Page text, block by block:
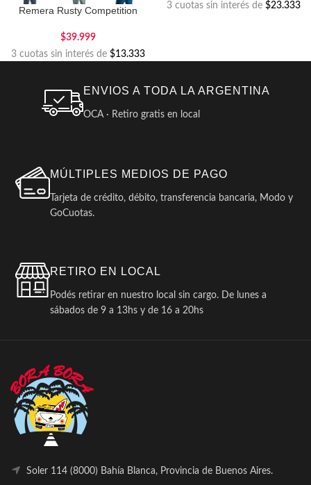
Remera Rusty Competition
$39.999
3 cuotas sin interés de $13.333
3 cuotas sin interés de $23.333
ENVIOS A TODA LA ARGENTINA
OCA · Retiro gratis en local
MÚLTIPLES MEDIOS DE PAGO
Tarjeta de crédito, débito, transferencia bancaria, Modo y
GoCuotas.
RETIRO EN LOCAL
Podés retirar en nuestro local sin cargo. De lunes a
sábados de 9 a 13hs y de 16 a 20hs
Soler 114 (8000) Bahía Blanca, Provincia de Buenos Aires.